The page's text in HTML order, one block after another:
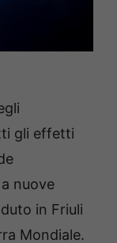
gli effetti
nuove
in Friuli
Mondiale.